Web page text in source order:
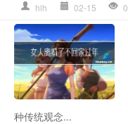
hlh 02-15 0
种传统观念...